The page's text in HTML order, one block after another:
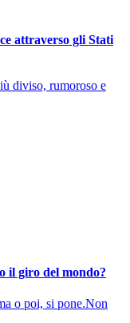
attraverso gli Stati
diviso, rumoroso e
il giro del mondo?
o poi, si pone.Non